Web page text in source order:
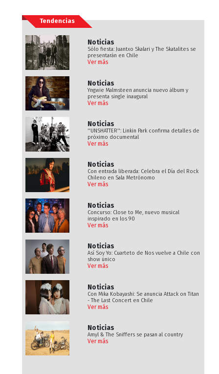
Tendencias
Noticias
Sólo fiesta: Juantxo Skalari y The Skatalites se
presentarán en Chile
Ver más
Noticias
Yngwie Malmsteen anuncia nuevo álbum y
presenta single inaugural
Ver más
Noticias
''UNSHATTER'': Linkin Park confirma detalles de
próximo documental
Ver más
Noticias
Con entrada liberada: Celebra el Día del Rock
Chileno en Sala Metrónomo
Ver más
Noticias
Concurso: Close to Me, nuevo musical
inspirado en los 90
Ver más
Noticias
Así Soy Yo: Cuarteto de Nos vuelve a Chile con
show único
Ver más
Noticias
Con Mika Kobayashi: Se anuncia Attack on Titan
- The Last Concert en Chile
Ver más
Noticias
Amyl & The Sniffers se pasan al country
Ver más